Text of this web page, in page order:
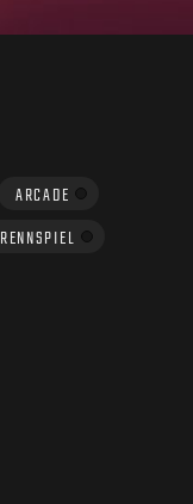
ARCADE
RENNSPIEL